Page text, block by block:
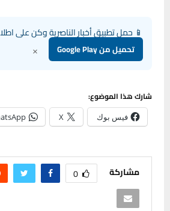
📱 حمل تطبيق أخبار الناصرية وكن على
تحميل من Google Play ×
شارك هذا الموضوع:
فيس بوك X
مشاركة 0